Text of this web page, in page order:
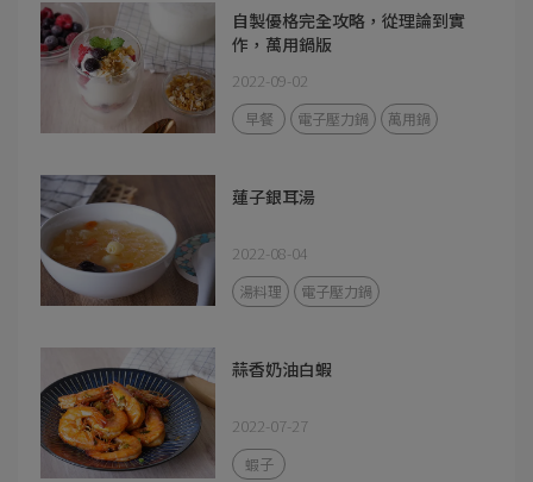
自製優格完全攻略，從理論到實
作，萬用鍋版
2022-09-02
早餐 電子壓力鍋 萬用鍋
蓮子銀耳湯
2022-08-04
湯料理 電子壓力鍋
蒜香奶油白蝦
2022-07-27
蝦子